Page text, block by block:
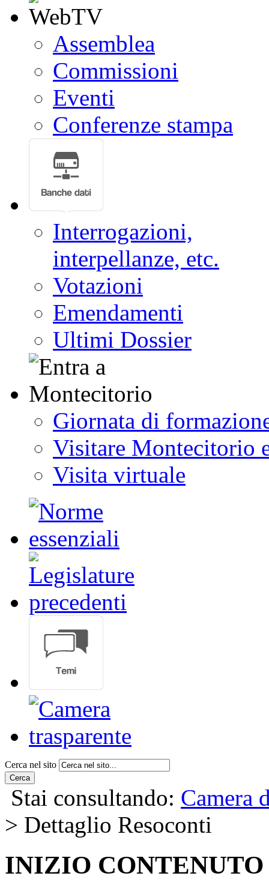
Assemblea
Commissioni
Eventi
Conferenze stampa
Interrogazioni,
interpellanze, etc.
Votazioni
Emendamenti
Ultimi Dossier
Giornata di
Visitare Montecitorio
Visita virtuale
Cerca nel sito
Cerca
Stai consultando: Camera
> Dettaglio Resoconti
INIZIO CONTENUTO